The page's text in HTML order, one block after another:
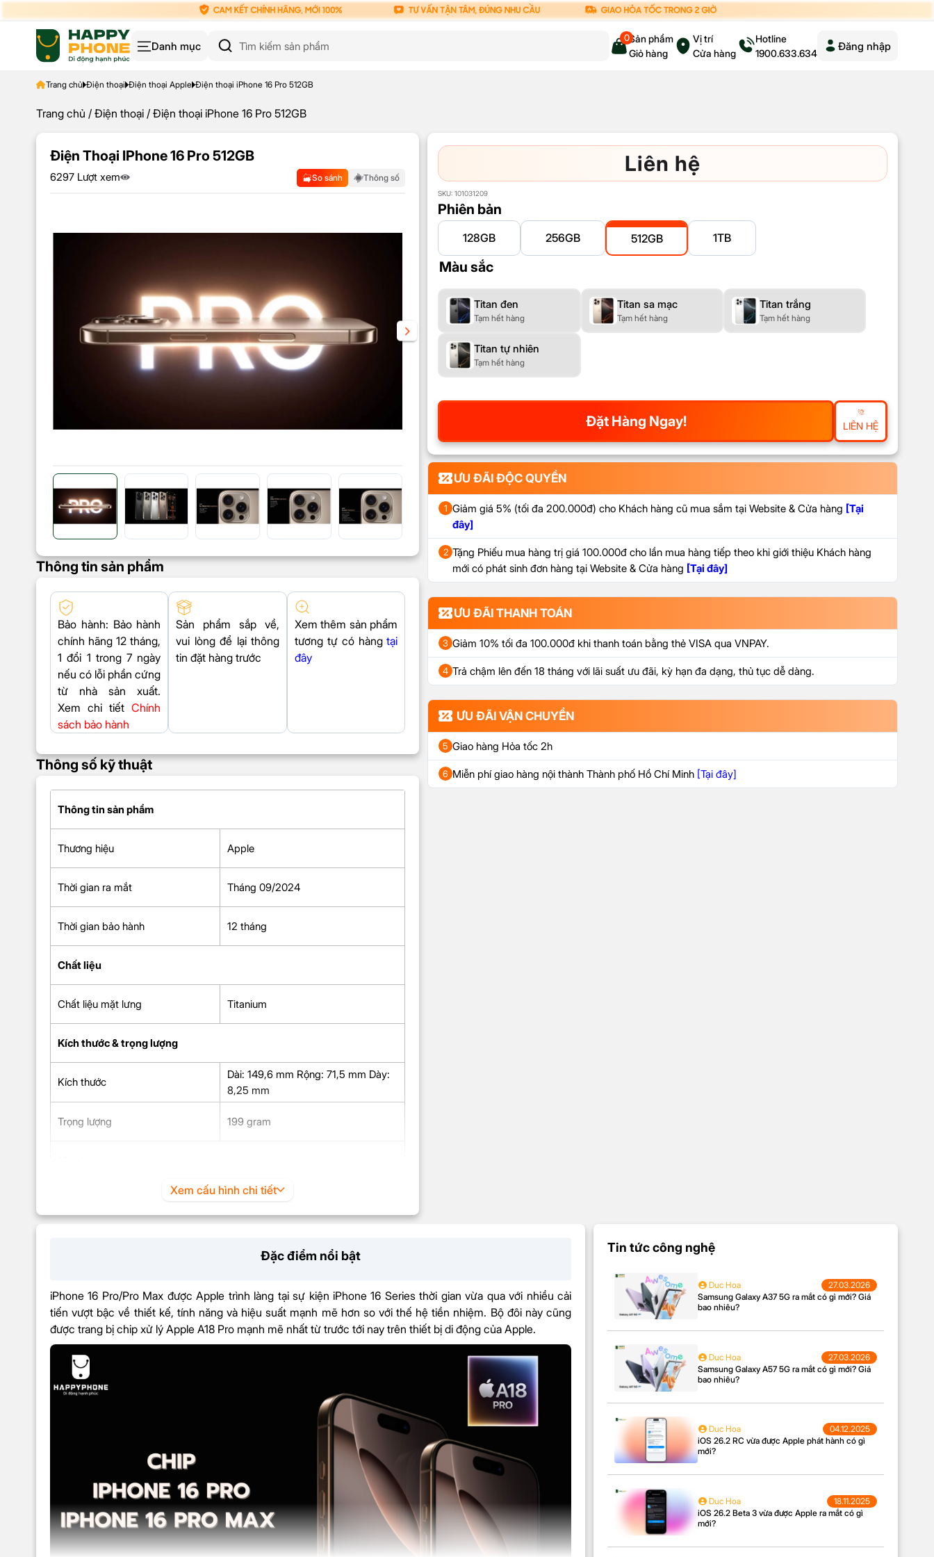
Danh mục
0Sản phẩm
Giỏ hàng
Vị trí
Cửa hàng
Hotline
1900.633.634
Đăng nhập
Trang chủ Điện thoại Điện thoại Apple Điện thoại iPhone 16 Pro 512GB
Trang chủ / Điện thoại / Điện thoại iPhone 16 Pro 512GB
Liên hệ
SKU:101031209
Phiên bản
128GB 256GB 512GB 1TB
Màu sắc
Titan đen
Tạm hết hàng
Titan sa mạc
Tạm hết hàng
Titan trắng
Tạm hết hàng
Titan tự nhiên
Tạm hết hàng
Đặt Hàng Ngay! LIÊN HỆ
ƯU ĐÃI ĐỘC QUYỀN
1 Giảm giá 5% (tối đa 200.000đ) cho Khách hàng cũ mua sắm tại Website & Cửa hàng [Tại
đây]
2 Tặng Phiếu mua hàng trị giá 100.000đ cho lần mua hàng tiếp theo khi giới thiệu Khách hàng
mới có phát sinh đơn hàng tại Website & Cửa hàng [Tại đây]
ƯU ĐÃI THANH TOÁN
3 Giảm 10% tối đa 100.000đ khi thanh toán bằng thẻ VISA qua VNPAY.
4 Trả chậm lên đến 18 tháng với lãi suất ưu đãi, kỳ hạn đa dạng, thủ tục dễ dàng.
ƯU ĐÃI VẬN CHUYỂN
5 Giao hàng Hỏa tốc 2h
6 Miễn phí giao hàng nội thành Thành phố Hồ Chí Minh [Tại đây]
Điện Thoại IPhone 16 Pro 512GB
6297 Lượt xem So sánh Thông số
Thông tin sản phẩm
Bảo hành: Bảo hành
chính hãng 12 tháng,
1 đổi 1 trong 7 ngày
nếu có lỗi phần cứng
từ nhà sản xuất.
Xem chi tiếtChính
sách bảo hành
Sản phẩm sắp về,
vui lòng để lại thông
tin đặt hàng trước
Xem thêm sản phẩm
tương tự có hàngtại
đây
Thông số kỹ thuật
Thông tin sản phẩm
Thương hiệu Apple
Thời gian ra mắt Tháng 09/2024
Thời gian bảo hành 12 tháng
Chất liệu
Chất liệu mặt lưng Titanium
Kích thước & trọng lượng
Kích thước
Dài: 149,6 mm Rộng: 71,5 mm Dày:
8,25 mm
Trọng lượng 199 gram
HDR
Màn hình rộng 6,3 inch
Tần số quét
1.600 nit (HDR); độ sáng đỉnh 2.000
Hệ điều hành & CPU
Hệ điều hành IOS 18
Xem cấu hình chi tiết
Đặc điểm nổi bật
iPhone 16 Pro/Pro Max được Apple trình làng tại sự kiện iPhone 16 Series thời gian vừa qua với nhiều cải
tiến vượt bậc về thiết kế, tính năng và hiệu suất mạnh mẽ hơn so với thế hệ tiền nhiệm. Bộ đôi này cũng
được trang bị chip xử lý Apple A18 Pro mạnh mẽ nhất từ trước tới nay trên thiết bị di động của Apple.
Tin tức công nghệ
Duc Hoa
27.03.2026
Samsung Galaxy A37 5G ra mắt có gì mới? Giá
bao nhiêu?
Duc Hoa
27.03.2026
Samsung Galaxy A57 5G ra mắt có gì mới? Giá
bao nhiêu?
Duc Hoa
04.12.2025
iOS 26.2 RC vừa được Apple phát hành có gì
mới?
Duc Hoa
18.11.2025
iOS 26.2 Beta 3 vừa được Apple ra mắt có gì
mới?